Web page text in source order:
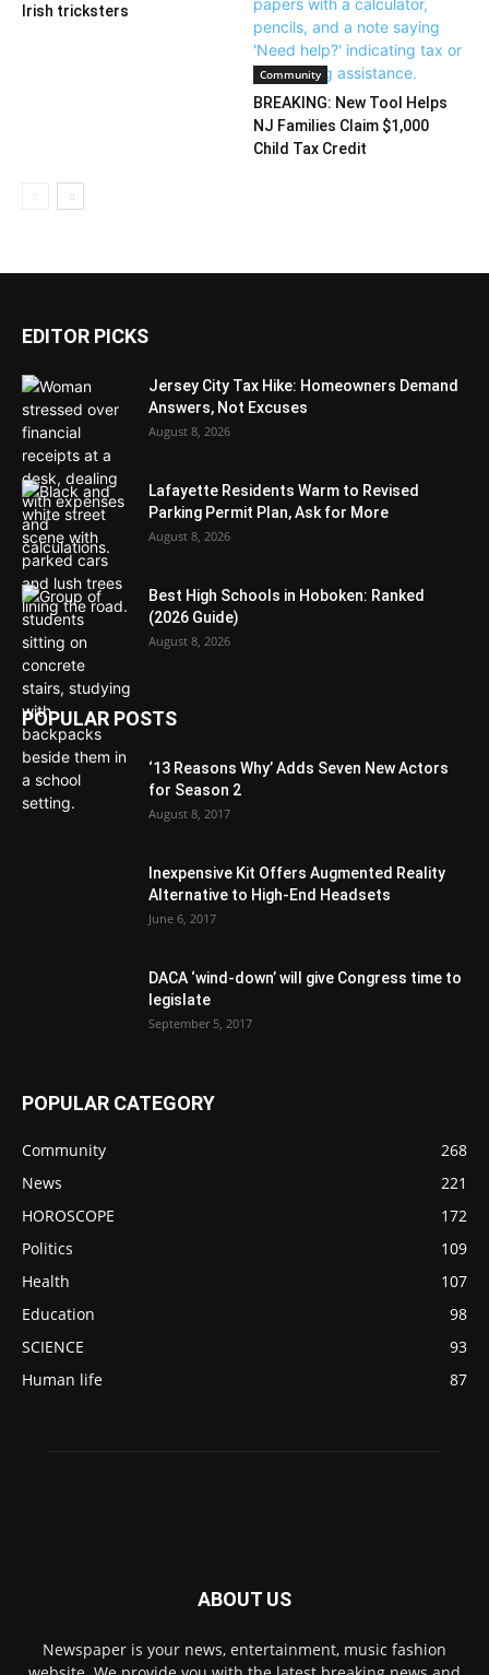
Irish tricksters
Community
BREAKING: New Tool Helps
NJ Families Claim $1,000
Child Tax Credit
EDITOR PICKS
Jersey City Tax Hike: Homeowners Demand
Answers, Not Excuses
August 8, 2026
Lafayette Residents Warm to Revised
Parking Permit Plan, Ask for More
August 8, 2026
Best High Schools in Hoboken: Ranked
(2026 Guide)
August 8, 2026
POPULAR POSTS
‘13 Reasons Why’ Adds Seven New Actors
for Season 2
August 8, 2017
Inexpensive Kit Offers Augmented Reality
Alternative to High-End Headsets
June 6, 2017
DACA ‘wind-down’ will give Congress time to
legislate
September 5, 2017
POPULAR CATEGORY
Community
268
News
221
HOROSCOPE
172
Politics
109
Health
107
Education
98
SCIENCE
93
Human life
87
ABOUT US
Newspaper is your news, entertainment, music fashion